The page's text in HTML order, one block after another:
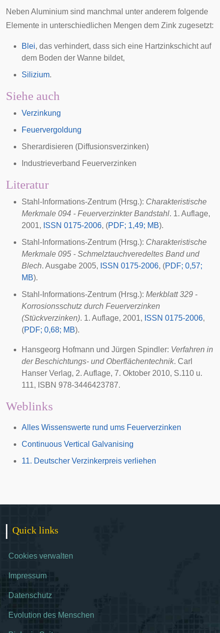
Neben Aluminium sind manchmal unter anderem folgende
Elemente in unterschiedlichen Mengen dem Zink zugesetzt:
Blei, das verhindert, dass sich eine Hartzinkschicht auf
dem Boden der Wanne bildet,
Silizium.
Siehe auch
Verzinkung
Feuervergoldung
Sherardisieren (Diffusionsverzinken)
Industrieverband Feuerverzinken
Literatur
Stahl-Informations-Zentrum (Hrsg.): Charakteristische
Merkmale 094 - Feuerverzinkter Bandstahl. 1. Auflage,
2001, ISSN 0175-2006, (PDF; 1,49; MB).
Stahl-Informations-Zentrum (Hrsg.): Charakteristische
Merkmale 095 - Schmelztauchveredeltes Band und
Blech. Ausgabe 2005, ISSN 0175-2006, (PDF; 0,57;
MB).
Stahl-Informations-Zentrum (Hrsg.): Merkblatt 329 -
Korrosionsschutz durch Feuerverzinken
(Stückverzinken). 1. Auflage, 2001, ISSN 0175-2006,
(PDF; 0,68; MB).
Hansgeorg Hofmann und Jürgen Spindler: Verfahren in
der Beschichtungs- und Oberflächentechnik. Carl
Hanser Verlag, 2. Auflage, 7. Oktober 2010, S.110 u.
111, ISBN 978-3446423787.
Weblinks
Alles Wissenswerte rund ums Feuerverzinken
Continuous Vertical Galvanising
11. Deutscher Verzinkerpreis verliehen
Quick links
Cookies verwalten
Impressum
Datenschutz
Evolution des Menschen